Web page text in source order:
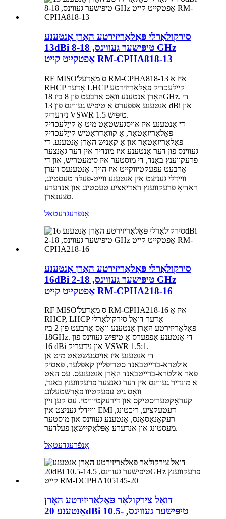
סירקולאַרלי פּאָלאַריזירטע האָרן אַנטענע
13dBi טיפּישער געווינס, 8-18 GHz
אָפטקייט קייט RM-CPHA818-13
RF MISO'ס מאָדעל RM-CPHA818-13 איז אַ
RHCP אָדער LHCP קייַלעכדיק פּאָלאַריזירטע
האָרן אַנטענע וואָס אַרבעט פון 8 ביז 18GHz. די
אַנטענע אָפפערס אַ טיפּיש געווינס פון 13 dBi און
נידעריק VSWR 1.5 טיפּיש.
די אַנטענע איז אויסגעשטאַט מיט אַ קייַלעכדיק
פּאָלאַריזאַטאָר, אַ קוואַדראַטיש קייַלעכדיק
פּאָלאַריזאַטאָר און אַ קאָניש האָרן אַנטענע. די
געווינס פון דער אַנטענע איז מונדיר אין דער גאַנצער
פרעקווענץ באַנד, די מוסטער איז סימעטריש, און די
אַרבעט עפעקטיווקייט איז הויך. אַנטענעס ווערן
וויידלי געניצט אין אַנטענע ווייט-פעלד טעסטינג,
ראַדיאָ פרעקווענץ ראַדיאַציע טעסטינג און אַנדערע
סצענאַרן.
אָנפֿרעגדעטאַל
סירקולאַרלי פּאָלאַריזירטע האָרן אַנטענע
16dBi טיפּישער געווינס, 2-18 GHz
אָפטקייט קייט RM-CPHA218-16
RF MISO'ס מאָדעל RM-CPHA218-16 איז אַ
RHCP, LHCP אָדער דואַל סירקולאַרלי
פּאָלאַריזירטע האָרן אַנטענע וואָס אַרבעט פון 2 ביז
18GHz. די אַנטענע אָפפערס אַ טיפּיש געווינס פון
16 dBi און נידעריק VSWR 1.5:1.
די אַנטענע איז אויסגעשטאַט מיט אַן
אולטראַ-ברייטבאַנד סטריפּליין קאַפּלער, פּאַסיק
פֿאַר אולטראַ-ברייטבאַנד האָרן אַנטענעס. עס האט
אַ מונדיר געווינס אין דער גאַנצער פרעקווענץ באַנד,
וואָס גיט עפעקטיוו פאָרשטעלונג
קעראַקטעריסטיקס און דירעקטיוויטי. עס קען זיין
וויידלי געניצט אין EMI דעטעקציע, ריכטונג,
רעקאָנאַסאַנס, אַנטענע געווינס און מוסטער
מעסטונג און אנדערע אַפּלאַקיישאַן פעלדער.
אָנפֿרעגדעטאַל
דואַל צירקולאַר פּאָלאַריזירטע האָרן
אַנטענע 20dBi טיפּישער געווינס, 10.5-